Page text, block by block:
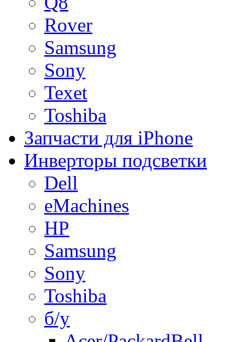
Rover
Samsung
Sony
Texet
Toshiba
Запчасти для iPhone
Инверторы подсветки
Dell
eMachines
HP
Samsung
Sony
Toshiba
б/у